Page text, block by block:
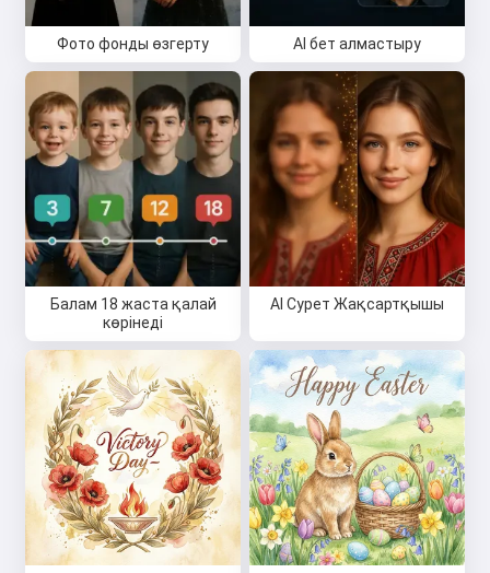
Фото фонды өзгерту AI бет алмастыру
Балам 18 жаста қалай
көрінеді
AI Сурет Жақсартқышы
Тегін қолданып көріңіз
Мен қабылдаймын: Қызмет көрсету шарттары
Құпиялылық саясаты
Қайтару саясаты